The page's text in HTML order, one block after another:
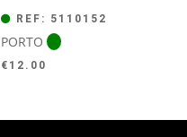
REF: 5110152
PORTO
€ 12.00